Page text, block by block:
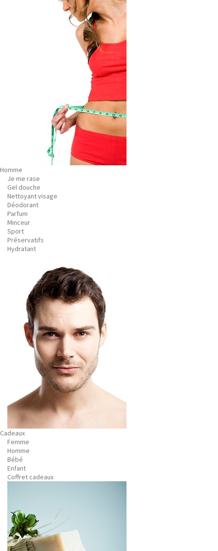
Homme
Je me rase
Gel douche
Nettoyant visage
Déodorant
Parfum
Minceur
Sport
Préservatifs
Hydratant
Cadeaux
Femme
Homme
Bébé
Enfant
Coffret cadeaux